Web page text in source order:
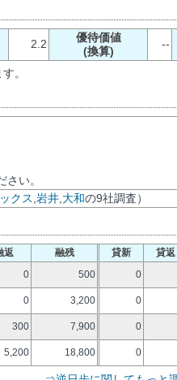
2.2
優待価値
(換算)
--
。
い。
クス 岩井 大和の9社調査）
返 融残 貸新 貸返
0 500 0
0 3,200 0
300 7,900 0
5,200 18,800 0